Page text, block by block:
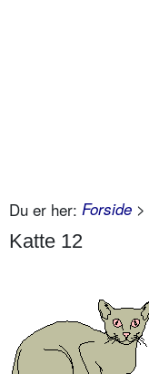
Du er her: Forside >
Katte 12